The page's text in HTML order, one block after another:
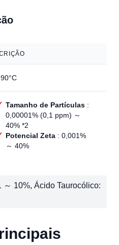
Tamanho de Partículas :
0,00001% (0,1 ppm) ～
40% *2
Potencial Zeta : 0,001%
～ 40%
～ 10%, Ácido Taurocólico: